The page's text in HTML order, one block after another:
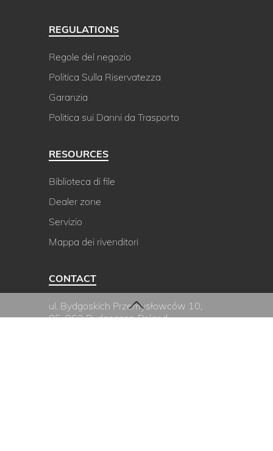
REGULATIONS
Regole del negozio
Politica Sulla Riservatezza
Garanzia
Politica sui Danni da Trasporto
RESOURCES
Biblioteca di file
Dealer zone
Servizio
Mappa dei rivenditori
CONTACT
ul. Bydgoskich Przemysłowców 10,
85-862 Bydgoszcz, Poland